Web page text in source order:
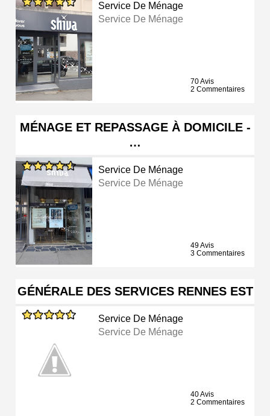
Service De Ménage
Service De Ménage
70 Avis
2 Commentaires
MÉNAGE ET REPASSAGE À DOMICILE -
…
Service De Ménage
Service De Ménage
49 Avis
3 Commentaires
GÉNÉRALE DES SERVICES RENNES EST
Service De Ménage
Service De Ménage
40 Avis
2 Commentaires